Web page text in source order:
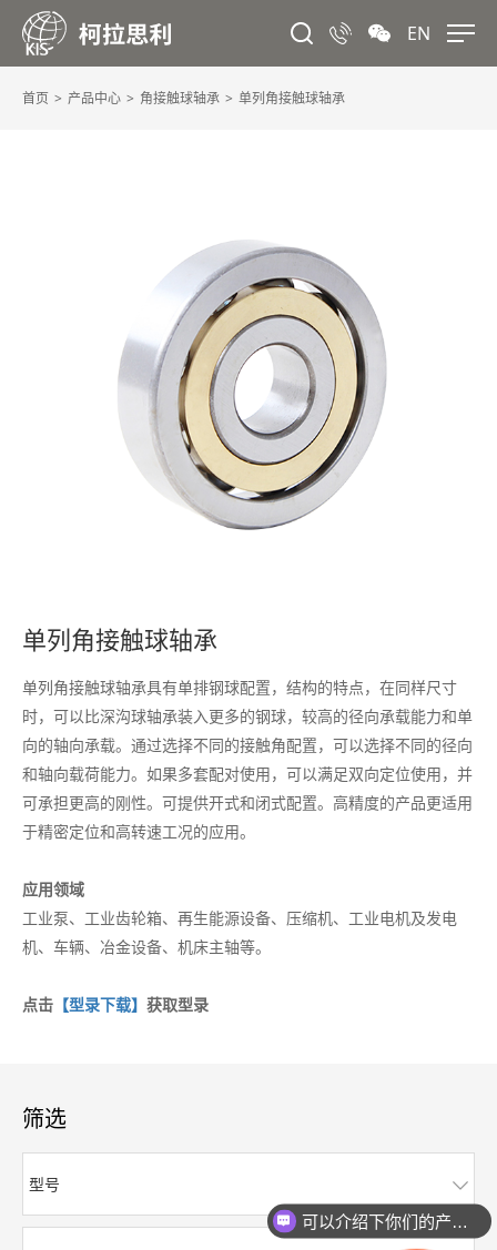
EN
首页 产品中心 角接触球轴承 单列角接触球轴承
单列角接触球轴承
单列角接触球轴承具有单排钢球配置，结构的特点，在同样尺寸
时，可以比深沟球轴承装入更多的钢球，较高的径向承载能力和单
向的轴向承载。通过选择不同的接触角配置，可以选择不同的径向
和轴向载荷能力。如果多套配对使用，可以满足双向定位使用，并
可承担更高的刚性。可提供开式和闭式配置。高精度的产品更适用
于精密定位和高转速工况的应用。
应用领域
工业泵、工业齿轮箱、再生能源设备、压缩机、工业电机及发电
机、车辆、冶金设备、机床主轴等。
点击 【型录下载】 获取型录
筛选
型号